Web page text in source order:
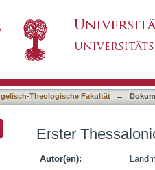
Theologische Fakultät →
Erster
Autor(en):